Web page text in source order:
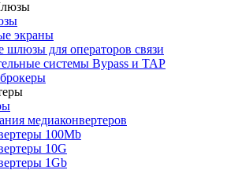
экраны
шлюзы для операторов связи
системы Bypass и TAP
медиаконвертеров
100Mb
10G
1Gb